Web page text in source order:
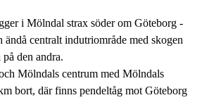
i Mölndal strax söder om Göteborg -
ändå centralt indutriområde med skogen
den andra.
Mölndals centrum med Mölndals
bort, där finns pendeltåg mot Göteborg